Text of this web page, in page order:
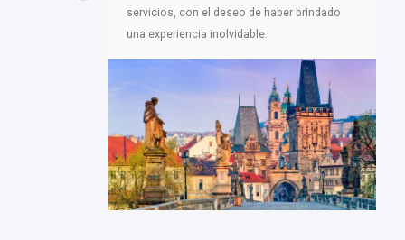
servicios, con el deseo de haber brindado
una experiencia inolvidable.